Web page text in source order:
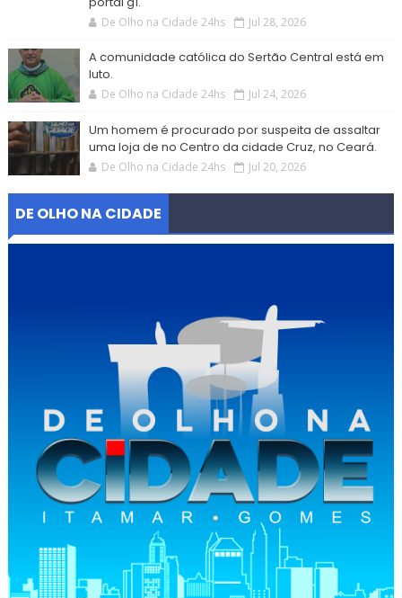
De Olho na Cidade 24hs Jul 28, 2026
A comunidade católica do Sertão Central está em
luto.
De Olho na Cidade 24hs Jul 24, 2026
Um homem é procurado por suspeita de assaltar
uma loja de no Centro da cidade Cruz, no Ceará.
De Olho na Cidade 24hs Jul 20, 2026
DE OLHO NA CIDADE